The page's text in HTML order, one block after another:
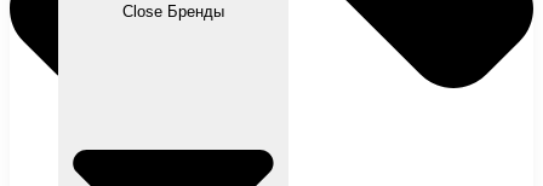
Close Бренды